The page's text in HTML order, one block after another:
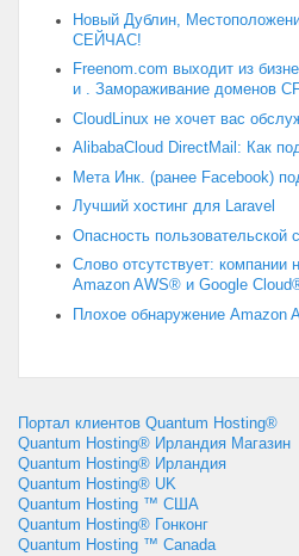
Новый Дублин,
СЕЙЧАС!
Freenom.com выходит из
и . Замораживание доменов
CloudLinux не хочет вас
AlibabaCloud DirectMail: Как
Мета Инк. (ранее Facebook)
Лучший хостинг для Laravel
Опасность пользовательской
Слово отсутствует: компании
Amazon AWS® и Google
Плохое обнаружение Amazon
Портал клиентов Quantum Hosting®
Quantum Hosting® Ирландия Магазин
Quantum Hosting® Ирландия
Quantum Hosting® UK
Quantum Hosting ™ США
Quantum Hosting® Гонконг
Quantum Hosting ™ Canada